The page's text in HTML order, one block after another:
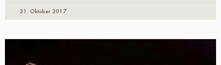
21. Oktober 2017